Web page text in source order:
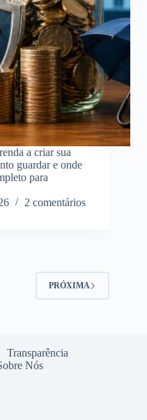
a criar sua
guardar e onde
para
2 comentários
PRÓXIMA
Transparência
Nós